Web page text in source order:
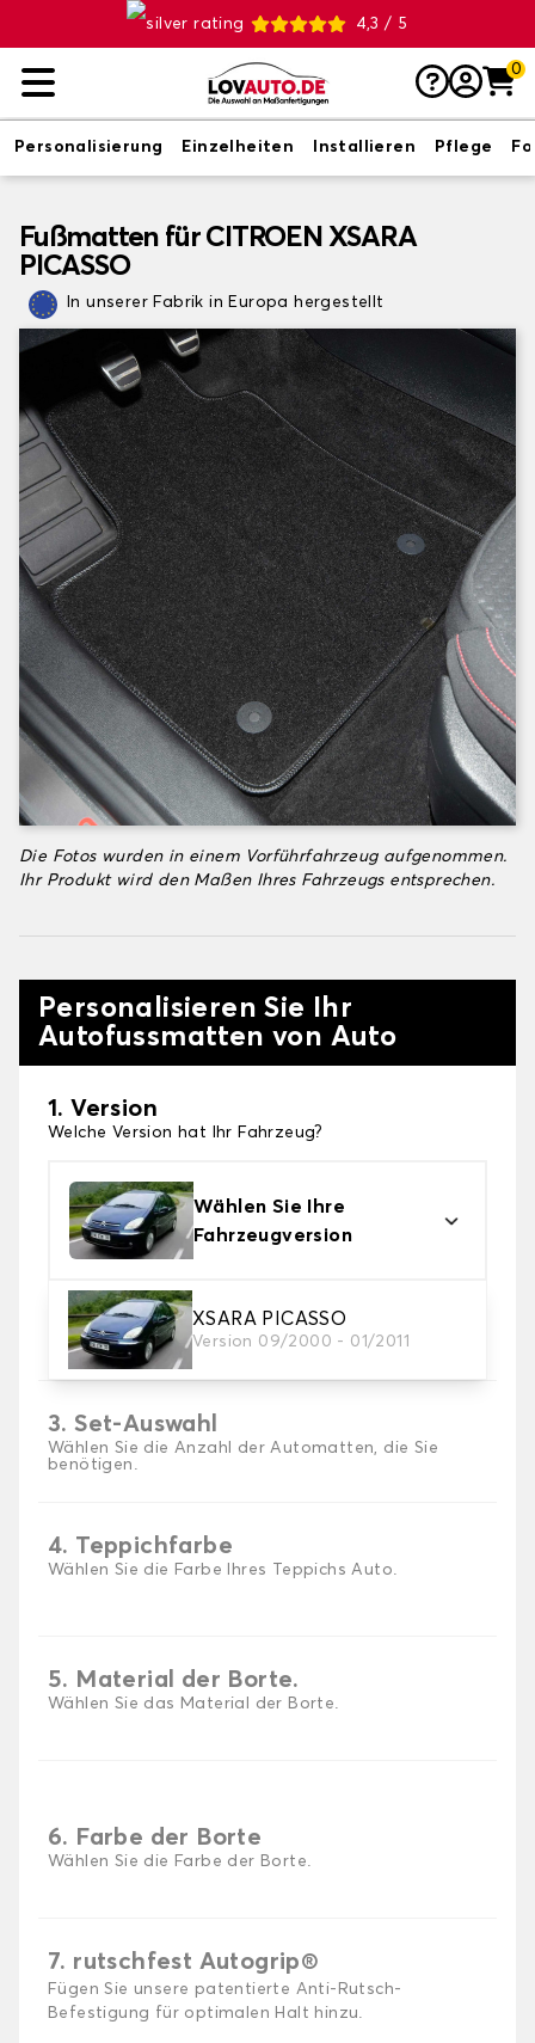
4,3 / 5
0
Personalisierung Einzelheiten Installieren Pflege
Fußmatten für CITROEN XSARA
PICASSO
In unserer Fabrik in Europa hergestellt
Die Fotos wurden in einem Vorführfahrzeug aufgenommen.
Ihr Produkt wird den Maßen Ihres Fahrzeugs entsprechen.
Personalisieren Sie Ihr
Autofussmatten von Auto
1. Version
Welche Version hat Ihr Fahrzeug?
Wählen Sie Ihre
Fahrzeugversion
XSARA PICASSO
Version 09/2000 - 01/2011
2. Material
Wählen Sie das Material Ihres Autofussmatten
3. Set-Auswahl
Wählen Sie die Anzahl der Automatten, die Sie
benötigen.
4. Teppichfarbe
Wählen Sie die Farbe Ihres Teppichs Auto.
5. Material der Borte.
Wählen Sie das Material der Borte.
6. Farbe der Borte
Wählen Sie die Farbe der Borte.
7. rutschfest Autogrip®
Fügen Sie unsere patentierte Anti-Rutsch-
Befestigung für optimalen Halt hinzu.